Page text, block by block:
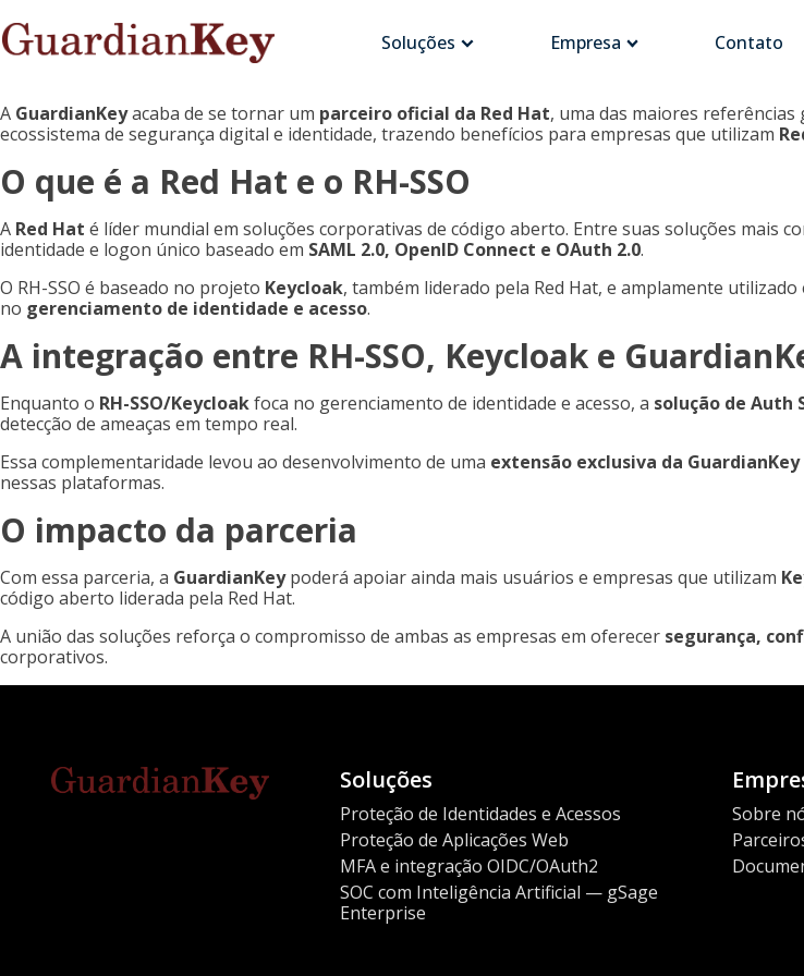
Soluções Empresa Contato
A GuardianKeyacaba de se tornar um parceiro oficial da Red Hat, uma das maiores
ecossistema de segurança digital e identidade, trazendo benefícios para empresas que utilizam
O que é a Red Hat e o RH-SSO
A Red Hat é líder mundial em soluções corporativas de código aberto. Entre suas soluções mais
identidade e logon único baseado em SAML 2.0, OpenID Connect e OAuth 2.0.
O RH-SSO é baseado no projeto Keycloak, também liderado pela Red Hat, e amplamente
no gerenciamento de identidade e acesso.
A integração entre RH-SSO, Keycloak e
Enquanto o RH-SSO/Keycloakfoca no gerenciamento de identidade e acesso, a solução de Auth
detecção de ameaças em tempo real.
Essa complementaridade levou ao desenvolvimento de uma extensão exclusiva da GuardianKey
nessas plataformas.
O impacto da parceria
Com essa parceria, a GuardianKeypoderá apoiar ainda mais usuários e empresas que utilizam
código aberto liderada pela Red Hat.
A união das soluções reforça o compromisso de ambas as empresas em oferecer segurança,
corporativos.
Soluções
Proteção de Identidades e Acessos
Proteção de Aplicações Web
MFA e integração OIDC/OAuth2
SOC com Inteligência Artificial — gSage
Enterprise
Sobre